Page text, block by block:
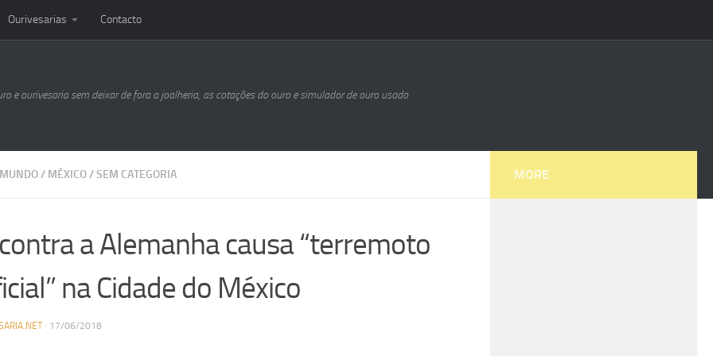
Ourivesarias Contacto
e ourivesaria sem deixar de fora a joalheria, as cotações do ouro e simulador de ouro usado
/ MÉXICO/SEM CATEGORIA
a Alemanha causa “terremoto
na Cidade do México
· 17/06/2018
MORE